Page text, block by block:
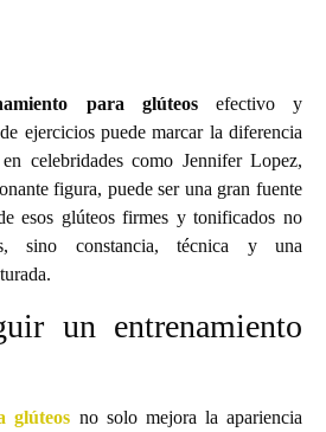
para glúteosefectivo y
ejercicios puede marcar la diferencia
celebridades como Jennifer Lopez,
figura, puede ser una gran fuente
esos glúteos firmes y tonificados no
sino constancia, técnica y una
un entrenamiento
glúteos no solo mejora la apariencia